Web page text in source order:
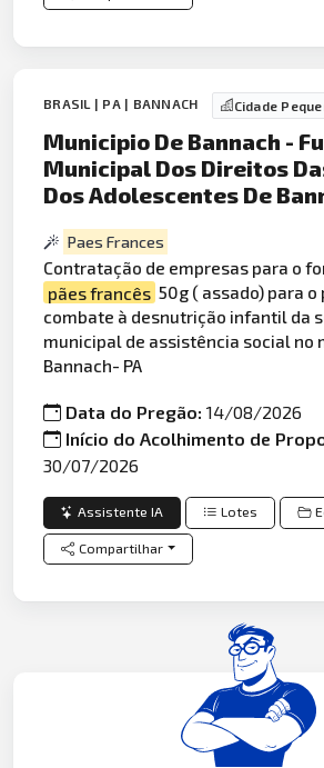
BRASIL | PA | BANNACH Cidade
Municipio De Bannach -
Municipal Dos Direitos
Dos Adolescentes De
Paes Frances
Contratação de empresas para o
pães francês 50g ( assado) para
combate à desnutrição infantil da
municipal de assistência social no
Bannach- PA
Data do Pregão:14/08/2026
Início do Acolhimento de
30/07/2026
Assistente IA Lotes
Compartilhar